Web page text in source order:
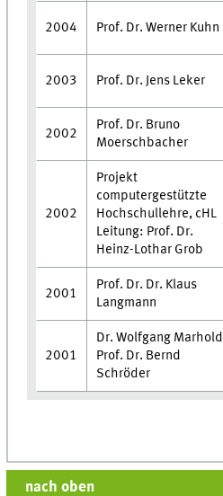
2004 Prof. Dr. Werner Kuhn
2003 Prof. Dr. Jens Leker
2002
Prof. Dr. Bruno
Moerschbacher
2002
Projekt
computergestützte
Hochschullehre, cHL
Leitung: Prof. Dr.
Heinz-Lothar Grob
2001
Prof. Dr. Dr. Klaus
Langmann
2001
Dr. Wolfgang Marhold
Prof. Dr. Bernd
Schröder
nach oben